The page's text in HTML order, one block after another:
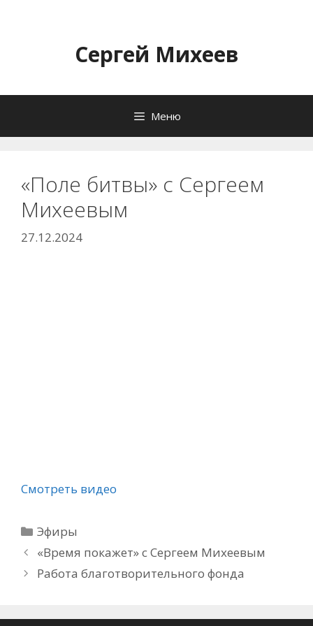
содержимомуСергей Михеев
Меню
«Поле битвы» с Сергеем
Михеевым
27.12.2024
Смотреть видео
Рубрики
Эфиры
«Время покажет» с Сергеем Михеевым
Работа благотворительного фонда